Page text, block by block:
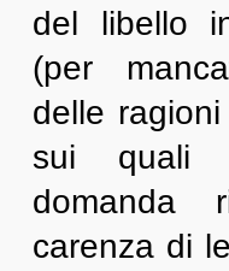
del libello
(per
delle
sui quali
domanda
carenza di